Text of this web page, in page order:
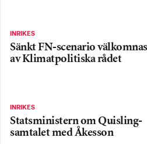
INRIKES
Sänkt FN-scenario välkomnas
av Klimatpolitiska rådet
INRIKES
Statsministern om Quisling-
samtalet med Åkesson